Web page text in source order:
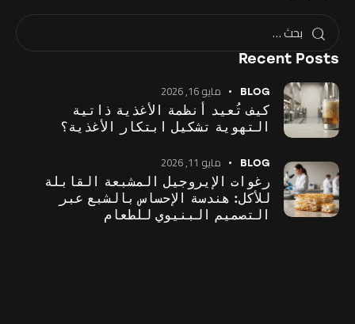
Recent Posts
BLOG مايو 16, 2026
كيف تُعيد أنظمة الأغذية ذاتية
التهوية تشكيل ابتكار الأغذية؟
BLOG مايو 11, 2026
رغوات الإيروجيل المشبعة القابلة
للأكل: هندسة الإحساس بالشبع عبر
التصميم البنيوي للطعام